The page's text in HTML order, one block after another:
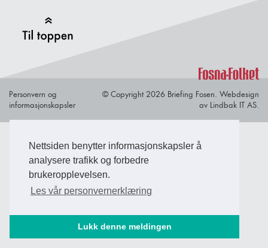
Nettsiden benytter informasjonskapsler å
analysere trafikk og forbedre
brukeropplevelsen.
Les vår personvernerklæring
Lukk denne meldingen
Personvern og
informasjonskapsler
© Copyright 2026 Briefing Fosen. Webdesign
av Lindbak IT AS.